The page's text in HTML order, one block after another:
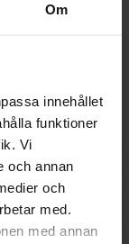
Om
innehållet
funktioner
Vi
och annan
och
med.
med annan